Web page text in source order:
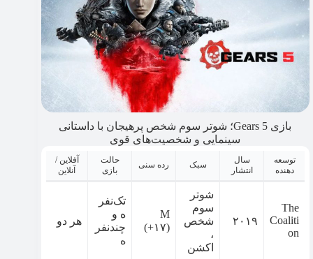
بازی Gears 5؛ شوتر سوم شخص پرهیجان با داستانی
سینمایی و شخصیت‌های قوی
توسعه
دهنده
سال
انتشار
سبک رده سنی
حالت
بازی
آفلاین /
آنلاین
The
Coaliti
on
۲۰۱۹
شوتر
سوم
شخص
،
اکشن
M
(+۱۷)
تک‌نفر
ه و
چندنفر
ه
هر دو